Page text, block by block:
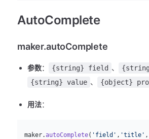
AutoComplete
maker.autoComplete
参数： {string} field 、
{string} value 、 {object}
用法：
  maker.
autoComplete( 'field' , 'title' ,